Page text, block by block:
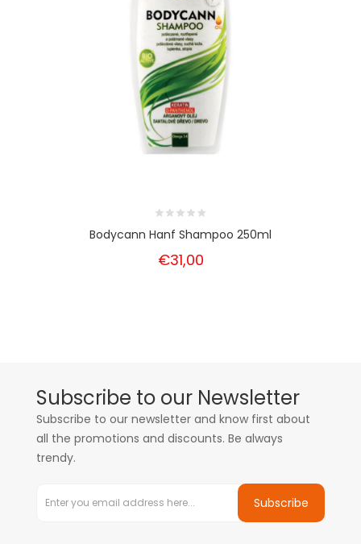
Bodycann Hanf Shampoo 250ml
€31,00
Subscribe to our Newsletter
Subscribe to our newsletter and know first about
all the promotions and discounts. Be always
trendy.
Subscribe